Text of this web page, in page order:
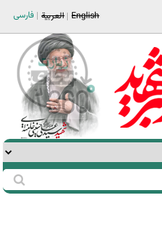
فارسی العربية English